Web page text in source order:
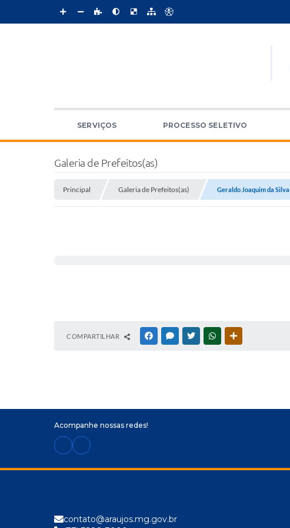
SERVIÇOS PROCESSO SELETIVO
Galeria de Prefeitos(as)
Principal Galeria de Prefeitos(as) Geraldo Joaquim da Silva
COMPARTILHAR FACEBOOKMESSENGER
TWITTERWHATSAPP
Acompanhe nossas redes!
contato@araujos.mg.gov.br